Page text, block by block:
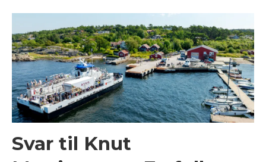
Svar til Knut